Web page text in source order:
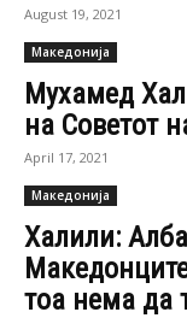
August 19, 2021
Македонија
Мухамед
на Советот
April 17, 2021
Македонија
Халили:
тоа нема да